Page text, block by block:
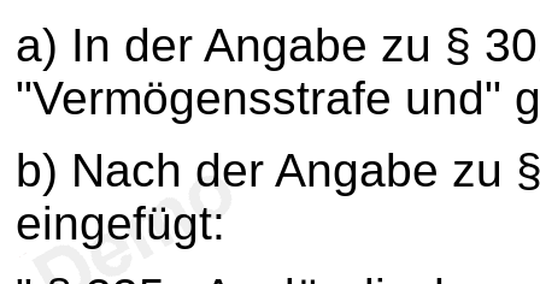
a) In der Angabe zu §
"Vermögensstrafe und"
b) Nach der Angabe zu
eingefügt: